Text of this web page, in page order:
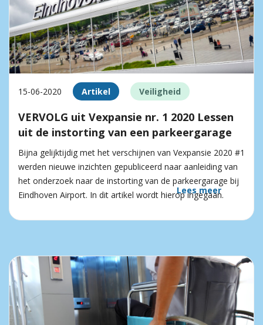
15-06-2020 Artikel Veiligheid
VERVOLG uit Vexpansie nr. 1 2020 Lessen
uit de instorting van een parkeergarage
Bijna gelijktijdig met het verschijnen van Vexpansie 2020 #1
werden nieuwe inzichten gepubliceerd naar aanleiding van
het onderzoek naar de instorting van de parkeergarage bij
Eindhoven Airport. In dit artikel wordt hierop ingegaan.
Lees meer